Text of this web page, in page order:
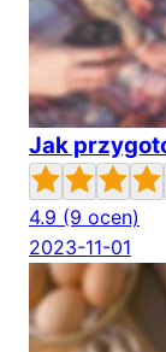
Jak
4.9 (9 ocen)
2023-11-01